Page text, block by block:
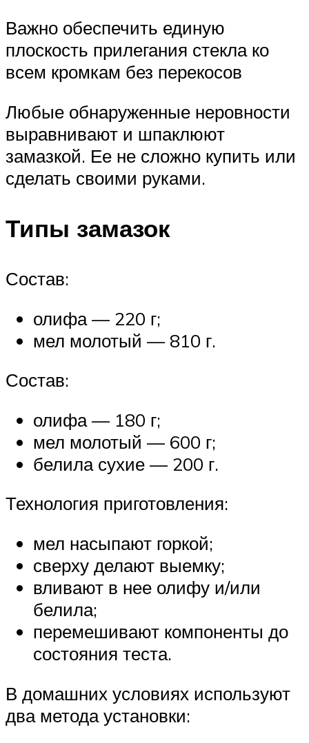
Важно обеспечить единую
плоскость прилегания стекла ко
всем кромкам без перекосов
Любые обнаруженные неровности
выравнивают и шпаклюют
замазкой. Ее не сложно купить или
сделать своими руками.
Типы замазок
Состав:
олифа — 220 г;
мел молотый — 810 г.
Состав:
олифа — 180 г;
мел молотый — 600 г;
белила сухие — 200 г.
Технология приготовления:
мел насыпают горкой;
сверху делают выемку;
вливают в нее олифу и/или
белила;
перемешивают компоненты до
состояния теста.
В домашних условиях используют
два метода установки: